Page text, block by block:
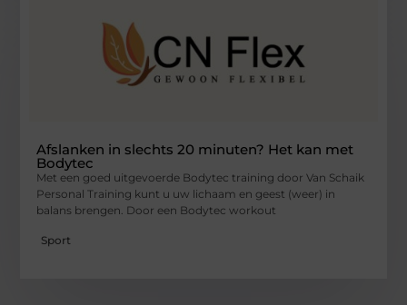
Afslanken in slechts 20 minuten? Het kan met
Bodytec
Met een goed uitgevoerde Bodytec training door Van Schaik
Personal Training kunt u uw lichaam en geest (weer) in
balans brengen. Door een Bodytec workout
Sport